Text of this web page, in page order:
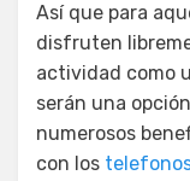
Así que para
disfruten
actividad como
serán una
numerosos
con los